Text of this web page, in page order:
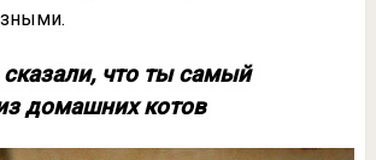
сказали, что ты самый
домашних котов